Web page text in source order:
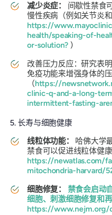
减少炎症：
间歇性禁食
慢性疾病（例如关节炎
https://
health/speaking-of-
or-solution? )
改善压力反应：研究表
免疫功能来增强身体的压
（https://
clinic-q-and-a-long-
intermittent-fasting-
5. 长寿与细胞健康
线粒体功能：
哈佛大学
禁食可以促进线粒体健
https://newatlas.com/
mitochondria-harvard/
细胞修复：
禁食会启动
细胞、刺激细胞修复和
https://www.nejm.org/